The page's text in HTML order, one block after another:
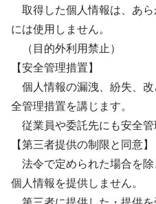
取得した個人情報は、あ
には使用しません。
（目的外利用禁止）
【安全管理措置】
個人情報の漏洩、紛失、
全管理措置を講じます。
従業員や委託先にも安全管
【第三者提供の制限と同意】
法令で定められた場合を除
個人情報を提供しません。